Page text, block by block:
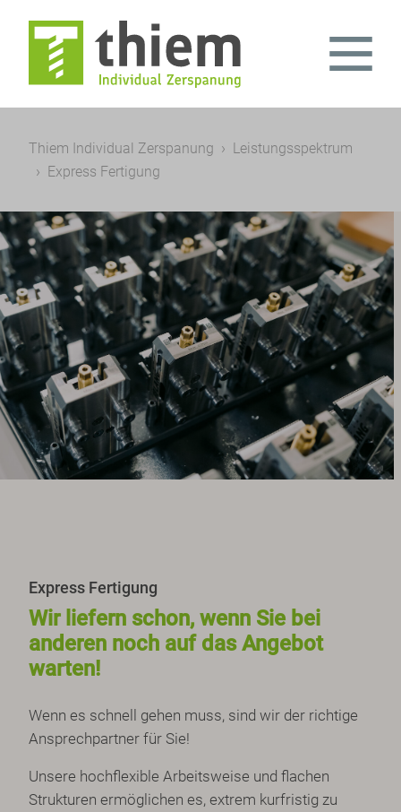
Thiem Individual Zerspanung
Leistungsspektrum
Express Fertigung
Express Fertigung
Wir liefern schon, wenn Sie bei
anderen noch auf das Angebot
warten!
Wenn es schnell gehen muss, sind wir der richtige
Ansprechpartner für Sie!
Unsere hochflexible Arbeitsweise und flachen
Strukturen ermöglichen es, extrem kurfristig zu